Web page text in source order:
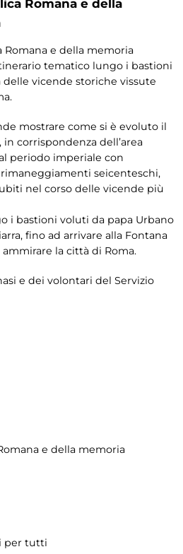
Romana e della
Romana e della memoria
tematico lungo i bastioni
delle vicende storiche vissute
mostrare come si è evoluto il
corrispondenza dell’area
periodo imperiale con
rimaneggiamenti seicenteschi,
nel corso delle vicende più
i bastioni voluti da papa Urbano
fino ad arrivare alla Fontana
ammirare la città di Roma.
e dei volontari del Servizio
e della memoria
per tutti